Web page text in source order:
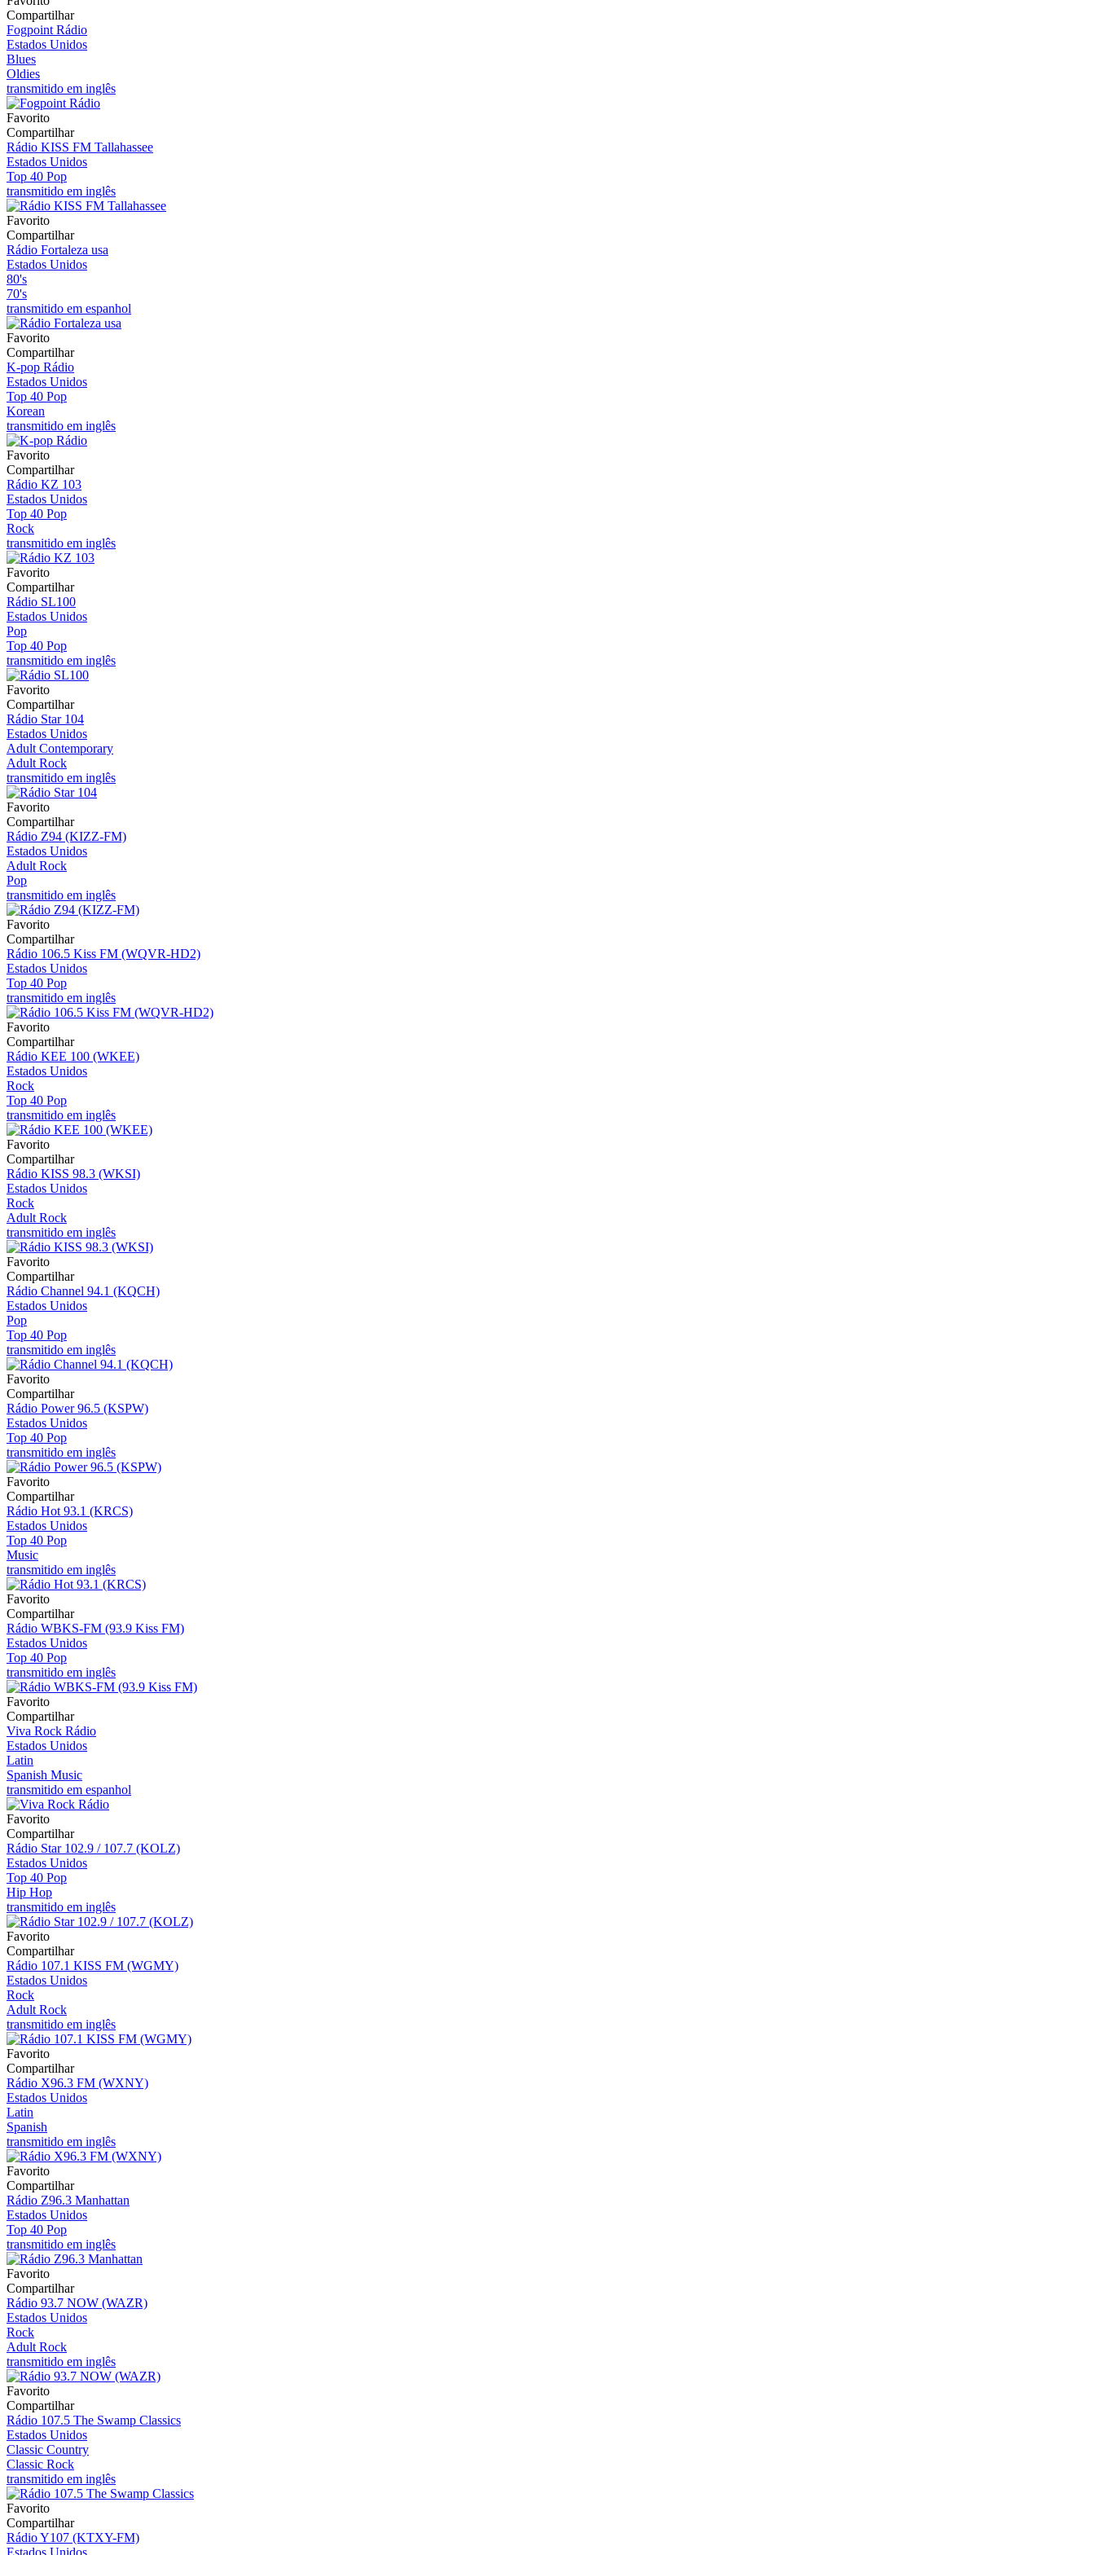
Compartilhar
Fogpoint Rádio
Estados Unidos
Blues
Oldies
transmitido em inglês
Favorito
Compartilhar
Rádio KISS FM Tallahassee
Estados Unidos
Top 40 Pop
transmitido em inglês
Favorito
Compartilhar
Rádio Fortaleza usa
Estados Unidos
80's
70's
transmitido em espanhol
Favorito
Compartilhar
K-pop Rádio
Estados Unidos
Top 40 Pop
Korean
transmitido em inglês
Favorito
Compartilhar
Rádio KZ 103
Estados Unidos
Top 40 Pop
Rock
transmitido em inglês
Favorito
Compartilhar
Rádio SL100
Estados Unidos
Pop
Top 40 Pop
transmitido em inglês
Favorito
Compartilhar
Rádio Star 104
Estados Unidos
Adult Contemporary
Adult Rock
transmitido em inglês
Favorito
Compartilhar
Rádio Z94 (KIZZ-FM)
Estados Unidos
Adult Rock
Pop
transmitido em inglês
Favorito
Compartilhar
Rádio 106.5 Kiss FM (WQVR-HD2)
Estados Unidos
Top 40 Pop
transmitido em inglês
Favorito
Compartilhar
Rádio KEE 100 (WKEE)
Estados Unidos
Rock
Top 40 Pop
transmitido em inglês
Favorito
Compartilhar
Rádio KISS 98.3 (WKSI)
Estados Unidos
Rock
Adult Rock
transmitido em inglês
Favorito
Compartilhar
Rádio Channel 94.1 (KQCH)
Estados Unidos
Pop
Top 40 Pop
transmitido em inglês
Favorito
Compartilhar
Rádio Power 96.5 (KSPW)
Estados Unidos
Top 40 Pop
transmitido em inglês
Favorito
Compartilhar
Rádio Hot 93.1 (KRCS)
Estados Unidos
Top 40 Pop
Music
transmitido em inglês
Favorito
Compartilhar
Rádio WBKS-FM (93.9 Kiss FM)
Estados Unidos
Top 40 Pop
transmitido em inglês
Favorito
Compartilhar
Viva Rock Rádio
Estados Unidos
Latin
Spanish Music
transmitido em espanhol
Favorito
Compartilhar
Rádio Star 102.9 / 107.7 (KOLZ)
Estados Unidos
Top 40 Pop
Hip Hop
transmitido em inglês
Favorito
Compartilhar
Rádio 107.1 KISS FM (WGMY)
Estados Unidos
Rock
Adult Rock
transmitido em inglês
Favorito
Compartilhar
Rádio X96.3 FM (WXNY)
Estados Unidos
Latin
Spanish
transmitido em inglês
Favorito
Compartilhar
Rádio Z96.3 Manhattan
Estados Unidos
Top 40 Pop
transmitido em inglês
Favorito
Compartilhar
Rádio 93.7 NOW (WAZR)
Estados Unidos
Rock
Adult Rock
transmitido em inglês
Favorito
Compartilhar
Rádio 107.5 The Swamp Classics
Estados Unidos
Classic Country
Classic Rock
transmitido em inglês
Favorito
Compartilhar
Rádio Y107 (KTXY-FM)
Estados Unidos